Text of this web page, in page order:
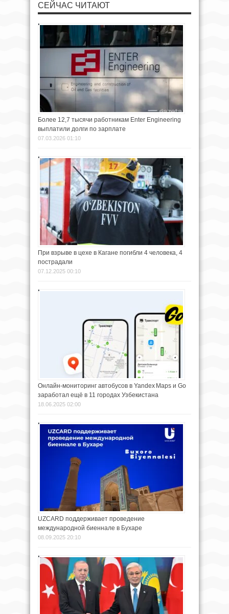
СЕЙЧАС ЧИТАЮТ
Более 12,7 тысячи работникам Enter Engineering
выплатили долги по зарплате
07.03.2026 01:10
При взрыве в цехе в Кагане погибли 4 человека, 4
пострадали
07.12.2025 00:10
Онлайн-мониторинг автобусов в Yandex Maps и Go
заработал ещё в 11 городах Узбекистана
18.06.2025 02:00
UZCARD поддерживает проведение
международной биеннале в Бухаре
08.09.2025 20:10